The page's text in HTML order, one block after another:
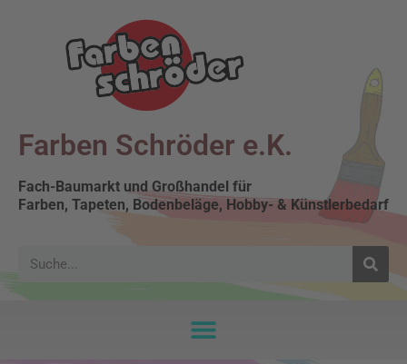
Farben Schröder e.K.
Fach-Baumarkt und Großhandel für
Farben, Tapeten, Bodenbeläge, Hobby- & Künstlerbedarf